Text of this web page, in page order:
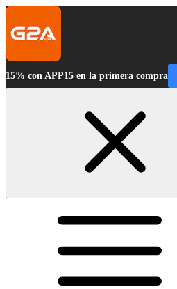
15% con APP15 en la primera compra